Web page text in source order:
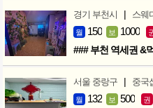
경기 부천시 | 스웨
월 150 보 1000
서울 중랑구 | 중국
월 132 보 500 권